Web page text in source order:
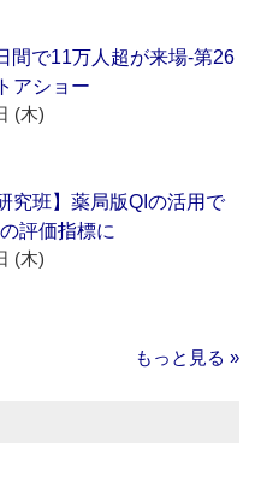
間で11万人超が来場‐第26
アショー
(木)
究班】薬局版QIの活用で
評価指標に
(木)
もっと見る »